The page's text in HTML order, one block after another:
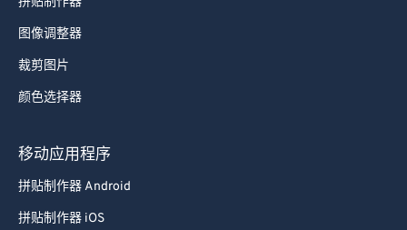
图像调整器
裁剪图片
颜色选择器
移动应用程序
拼贴制作器 Android
拼贴制作器 iOS